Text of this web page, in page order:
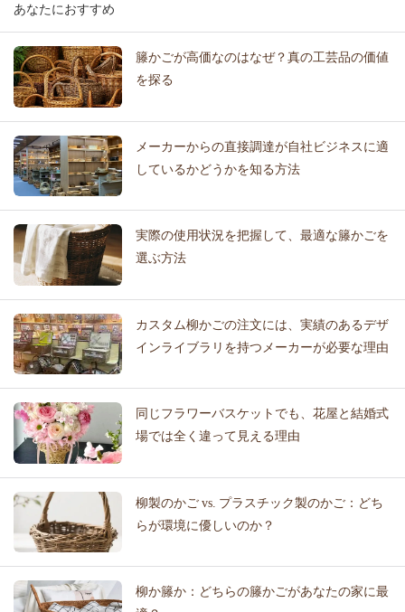
あなたにおすすめ
籐かごが高価なのはなぜ？真の工芸品の価値
を探る
メーカーからの直接調達が自社ビジネスに適
しているかどうかを知る方法
実際の使用状況を把握して、最適な籐かごを
選ぶ方法
カスタム柳かごの注文には、実績のあるデザ
インライブラリを持つメーカーが必要な理由
同じフラワーバスケットでも、花屋と結婚式
場では全く違って見える理由
柳製のかご vs. プラスチック製のかご：どち
らが環境に優しいのか？
柳か籐か：どちらの籐かごがあなたの家に最